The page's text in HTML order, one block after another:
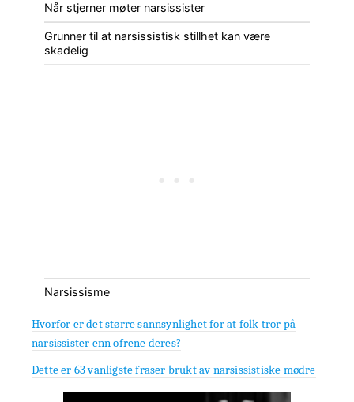
Når stjerner møter narsissister
Grunner til at narsissistisk stillhet kan være
skadelig
Narsissisme
Hvorfor er det større sannsynlighet for at folk tror på
narsissister enn ofrene deres?
Dette er 63 vanligste fraser brukt av narsissistiske mødre